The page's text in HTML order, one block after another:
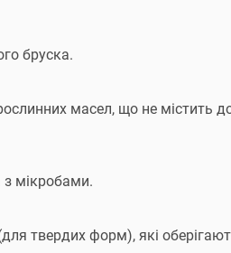
бруска.
масел, що не містить
мікробами.
твердих форм), які